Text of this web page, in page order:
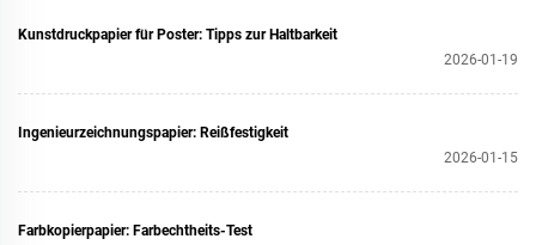
Kunstdruckpapier für Poster: Tipps zur Haltbarkeit
2026-01-19
Ingenieurzeichnungspapier: Reißfestigkeit
2026-01-15
Farbkopierpapier: Farbechtheits-Test